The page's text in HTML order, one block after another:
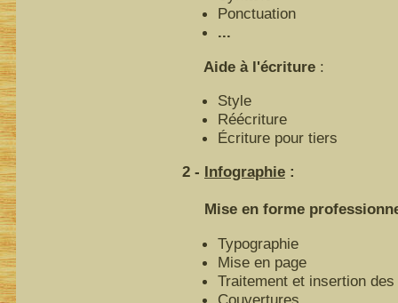
Ponctuation
...
Aide à l'écriture :
Style
Réécriture
Écriture pour tiers
2 - Infographie :
Mise en forme
Typographie
Mise en page
Traitement et insertion
Couvertures